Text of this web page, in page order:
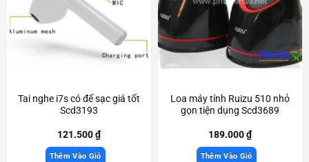
Tai nghe i7s có đế sạc giá tốt
Scd3193
121.500₫
Thêm Vào Giỏ
Loa máy tính Ruizu 510 nhỏ
gọn tiện dụng Scd3689
189.000₫
Thêm Vào Giỏ